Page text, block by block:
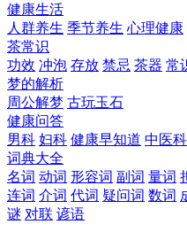
健康生活
人群养生 季节养生 心理健康
茶常识
功效 冲泡 存放 禁忌 茶器 常
梦的解析
周公解梦 古玩玉石
健康问答
男科 妇科 健康早知道 中医科
词典大全
名词 动词 形容词 副词 量词
连词 介词 代词 疑问词 数词
谜 对联 谚语